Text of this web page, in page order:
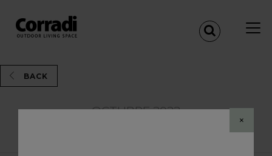
×
BACK
OCTUBRE 2022